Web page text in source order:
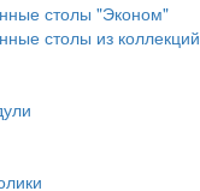
столы "Эконом"
столы из коллекций